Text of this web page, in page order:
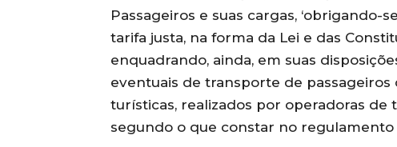
Passageiros e suas cargas,
tarifa justa, na forma da Lei e das
enquadrando, ainda, em suas
eventuais de transporte de
turísticas, realizados por operadoras de
segundo o que constar no regulamento